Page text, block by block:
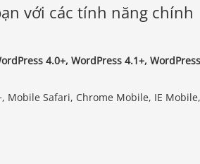
với các tính năng chính
4.0+, WordPress 4.1+,
Mobile Safari, Chrome Mobile, IE